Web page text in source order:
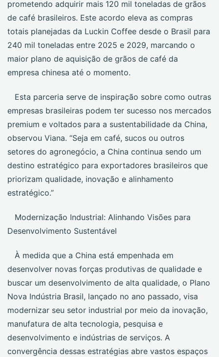
prometendo adquirir mais 120 mil toneladas de grãos
de café brasileiros. Este acordo eleva as compras
totais planejadas da Luckin Coffee desde o Brasil para
240 mil toneladas entre 2025 e 2029, marcando o
maior plano de aquisição de grãos de café da
empresa chinesa até o momento.
Esta parceria serve de inspiração sobre como outras
empresas brasileiras podem ter sucesso nos mercados
premium e voltados para a sustentabilidade da China,
observou Viana. “Seja em café, sucos ou outros
setores do agronegócio, a China continua sendo um
destino estratégico para exportadores brasileiros que
priorizam qualidade, inovação e alinhamento
estratégico.”
Modernização Industrial: Alinhando Visões para
Desenvolvimento Sustentável
À medida que a China está empenhada em
desenvolver novas forças produtivas de qualidade e
buscar um desenvolvimento de alta qualidade, o Plano
Nova Indústria Brasil, lançado no ano passado, visa
modernizar seu setor industrial por meio da inovação,
manufatura de alta tecnologia, pesquisa e
desenvolvimento e indústrias de serviços. A
convergência dessas estratégias abre vastos espaços